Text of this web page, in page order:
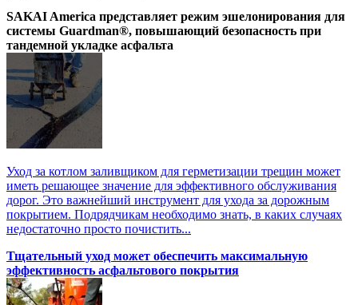
SAKAI America представляет режим эшелонирования для
системы Guardman®, повышающий безопасность при
тандемной укладке асфальта
Уход за котлом заливщиком для герметизации трещин может
иметь решающее значение для эффективного обслуживания
дорог. Это важнейший инструмент для ухода за дорожным
покрытием. Подрядчикам необходимо знать, в каких случаях
недостаточно просто почистить...
Тщательный уход может обеспечить максимальную
эффективность асфальтового покрытия